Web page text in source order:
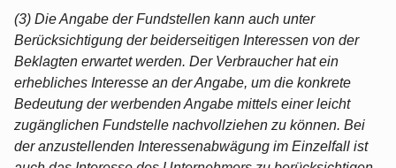
(3) Die Angabe der Fundstellen kann auch unter
Berücksichtigung der beiderseitigen Interessen von der
Beklagten erwartet werden. Der Verbraucher hat ein
erhebliches Interesse an der Angabe, um die konkrete
Bedeutung der werbenden Angabe mittels einer leicht
zugänglichen Fundstelle nachvollziehen zu können. Bei
der anzustellenden Interessenabwägung im Einzelfall ist